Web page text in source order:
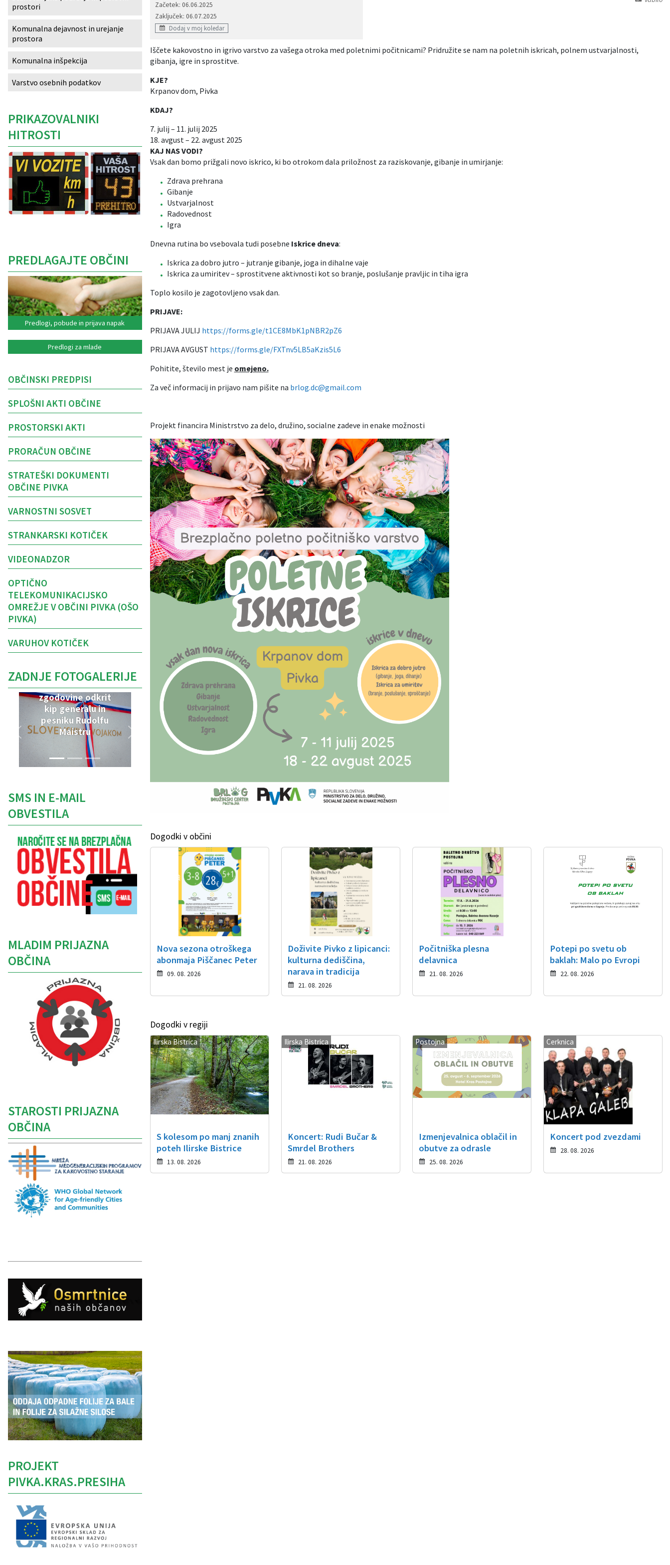
Začetek: 06.06.2025
Zaključek: 06.07.2025
Dodaj v moj koledar
Iščete kakovostno in igrivo varstvo za vašega otroka med poletnimi počitnicami? Pridružite se nam na poletnih iskricah, polnem ustvarjalnosti,
gibanja, igre in sprostitve.
KJE?
Krpanov dom, Pivka
KDAJ?
7. julij – 11. julij 2025
18. avgust – 22. avgust 2025
KAJ NAS VODI?
Vsak dan bomo prižgali novo iskrico, ki bo otrokom dala priložnost za raziskovanje, gibanje in umirjanje:
Zdrava prehrana
Gibanje
Ustvarjalnost
Radovednost
Igra
Dnevna rutina bo vsebovala tudi posebne Iskrice dneva:
Iskrica za dobro jutro – jutranje gibanje, joga in dihalne vaje
Iskrica za umiritev – sprostitvene aktivnosti kot so branje, poslušanje pravljic in tiha igra
Toplo kosilo je zagotovljeno vsak dan.
PRIJAVE:
PRIJAVA JULIJ https://forms.gle/t1CE8MbK1pNBR2pZ6
PRIJAVA AVGUST https://forms.gle/FXTnv5LB5aKzis5L6
Pohitite, število mest je omejeno.
Za več informacij in prijavo nam pišite na brlog.dc@gmail.com
Projekt financira Ministrstvo za delo, družino, socialne zadeve in enake možnosti
Dogodki v občini
Nova sezona otroškega
abonmaja Piščanec Peter
09. 08. 2026
Doživite Pivko z lipicanci:
kulturna dediščina,
narava in tradicija
21. 08. 2026
Počitniška plesna
delavnica
21. 08. 2026
Potepi po svetu ob
baklah: Malo po Evropi
22. 08. 2026
Dogodki v regiji
Ilirska Bistrica
S kolesom po manj znanih
poteh Ilirske Bistrice
13. 08. 2026
Ilirska Bistrica
Koncert: Rudi Bučar &
Smrdel Brothers
21. 08. 2026
Postojna
Izmenjevalnica oblačil in
obutve za odrasle
25. 08. 2026
Cerknica
Koncert pod zvezdami
28. 08. 2026
prostori
Komunalna dejavnost in urejanje
prostora
Komunalna inšpekcija
Varstvo osebnih podatkov
PRIKAZOVALNIKI
HITROSTI
PREDLAGAJTE OBČINI
Predlogi, pobude in prijava napak
Predlogi za mlade
OBČINSKI PREDPISI
SPLOŠNI AKTI OBČINE
PROSTORSKI AKTI
PRORAČUN OBČINE
STRATEŠKI DOKUMENTI
OBČINE PIVKA
VARNOSTNI SOSVET
STRANKARSKI KOTIČEK
VIDEONADZOR
OPTIČNO
TELEKOMUNIKACIJSKO
OMREŽJE V OBČINI PIVKA (OŠO
PIVKA)
VARUHOV KOTIČEK
ZADNJE FOTOGALERIJE
V Parku vojaške
zgodovine odkrit
kip generalu in
pesniku Rudolfu
Maistru
SMS IN E-MAIL
OBVESTILA
MLADIM PRIJAZNA
OBČINA
STAROSTI PRIJAZNA
OBČINA
PROJEKT
PIVKA.KRAS.PRESIHA
Izobraževanje
Kultura, šport in turizem
Sociala in zdravstvo
Skupna občinska uprava